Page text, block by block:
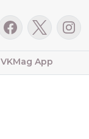
VKMag App